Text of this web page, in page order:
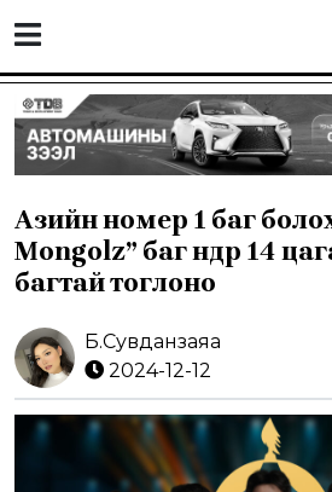
Азийн номер 1 баг
Mongolz” баг өнөөдөр 14
багтай тоглоно
Б.Сувданзаяа
2024-12-12